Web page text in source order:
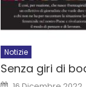
Notizie
Senza giri di